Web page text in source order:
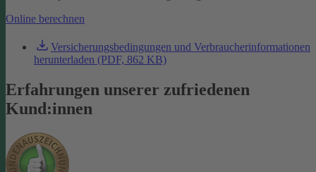
Online berechnen
Versicherungsbedingungen und Verbraucherinformationen
herunterladen (PDF, 862 KB)
Erfahrungen unserer zufriedenen
Kund:innen